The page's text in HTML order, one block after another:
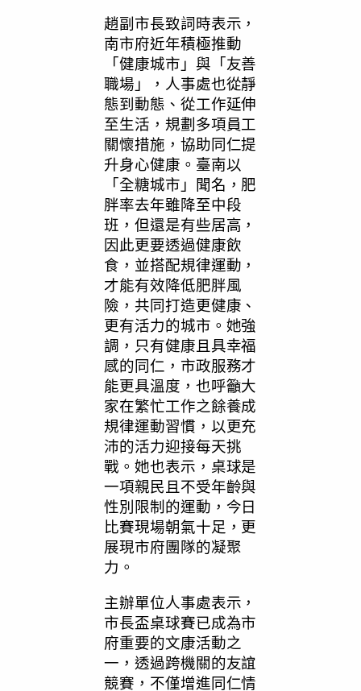
趙副市長致詞時表示，
南市府近年積極推動
「健康城市」與「友善
職場」，人事處也從靜
態到動態、從工作延伸
至生活，規劃多項員工
關懷措施，協助同仁提
升身心健康。臺南以
「全糖城市」聞名，肥
胖率去年雖降至中段
班，但還是有些居高，
因此更要透過健康飲
食，並搭配規律運動，
才能有效降低肥胖風
險，共同打造更健康、
更有活力的城市。她強
調，只有健康且具幸福
感的同仁，市政服務才
能更具溫度，也呼籲大
家在繁忙工作之餘養成
規律運動習慣，以更充
沛的活力迎接每天挑
戰。她也表示，桌球是
一項親民且不受年齡與
性別限制的運動，今日
比賽現場朝氣十足，更
展現市府團隊的凝聚
力。
主辦單位人事處表示，
市長盃桌球賽已成為市
府重要的文康活動之
一，透過跨機關的友誼
競賽，不僅增進同仁情